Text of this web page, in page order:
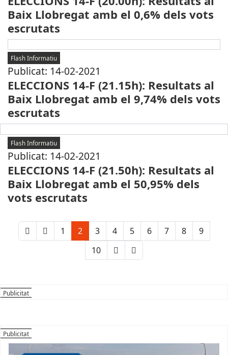
Baix Llobregat amb el 0,6% dels vots
escrutats
Flash Informatiu
Publicat: 14-02-2021
ELECCIONS 14-F (21.15h): Resultats al
Baix Llobregat amb el 9,74% dels vots
escrutats
Flash Informatiu
Publicat: 14-02-2021
ELECCIONS 14-F (21.50h): Resultats al
Baix Llobregat amb el 50,95% dels
vots escrutats
1 2 3 4 5 6 7 8
9
10